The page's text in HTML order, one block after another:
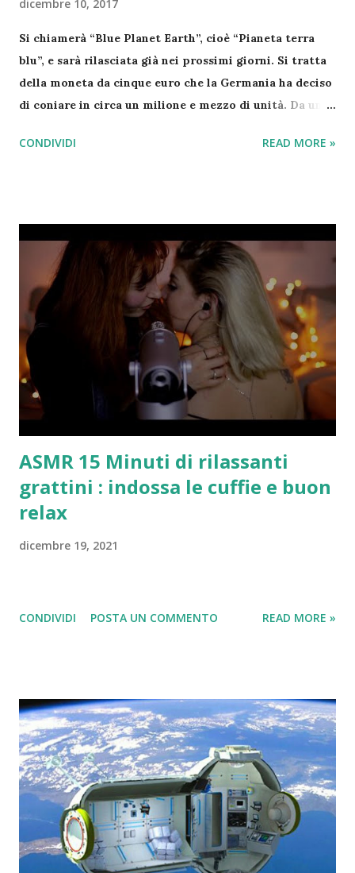
dicembre 10, 2017
Si chiamerà “Blue Planet Earth”, cioè “Pianeta terra
blu”, e sarà rilasciata già nei prossimi giorni. Si tratta
della moneta da cinque euro che la Germania ha deciso
di coniare in circa un milione e mezzo di unità. Da una
dall’altro lato, invece, un planisfero. La moneta è
dalle prime immagini, presenta un anello centrale blu:
tutto per rendere ancora più difficili le contraffazioni.
Questa moneta speciale sarà accettata per il
pagamento soltanto in Germania, ma probabilmente
finirà per lo più nelle mani di collezionisti. Il Paese di
Angela Merkel non è l’unico ad aver rilasciato monete
da collezione: nel 2003 anche l’Italia aveva coniato
delle monete in argento della valuta di 5 euro, mentre
lo scorso giugno il Belgio aveva rilasciato
settantamila monete da 2,5 euro ...
CONDIVIDI READ MORE »
ASMR 15 Minuti di rilassanti
grattini : indossa le cuffie e buon
relax
dicembre 19, 2021
CONDIVIDI POSTA UN COMMENTO READ MORE »